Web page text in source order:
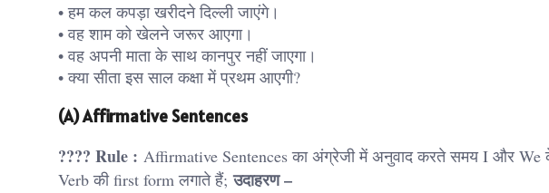
• हम कल कपड़ा खरीदने दिल्ली जाएंगे।
• वह शाम को खेलने जरूर आएगा।
• वह अपनी माता के साथ कानपुर नहीं जाएगा।
• क्या सीता इस साल कक्षा में प्रथम आएगी?
(A) Affirmative Sentences
???? Rule : Affirmative Sentences का अंग्रेजी में अनुवाद करते समय I और
Verb की first form लगाते हैं;उदाहरण –